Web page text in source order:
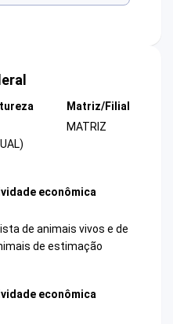
Matriz/Filial
MATRIZ
econômica
de animais vivos e de
de estimação
econômica